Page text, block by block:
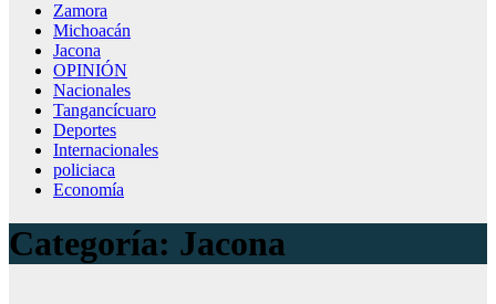
Zamora
Michoacán
Jacona
OPINIÓN
Nacionales
Tangancícuaro
Deportes
Internacionales
policiaca
Economía
Categoría: Jacona